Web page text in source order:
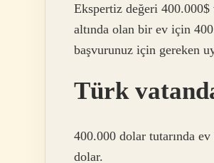
Ekspertiz değeri 400.000$
altında olan bir ev için
başvurunuz için gereken
Türk
400.000 dolar tutarında
dolar.